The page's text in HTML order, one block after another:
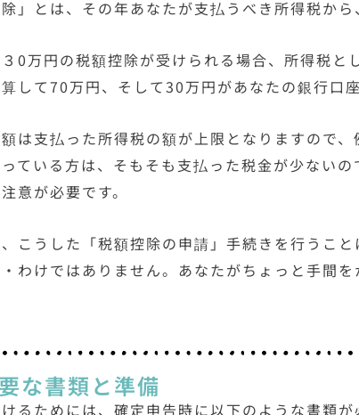
」とは、その年あなたが支払うべき所得税から
0万円の税額控除が受けられる場合、所得税
して70万円、そして30万円があなたの銀行口
は支払った所得税の額が上限となりますので
ている方は、そもそも支払った税金が少ない
意が必要です。
こうした「税額控除の申請」手続きを行うこ
わけではありません。あなたがちょっと手間
な書類と準備
るためには、確定申告時に以下のような書類が